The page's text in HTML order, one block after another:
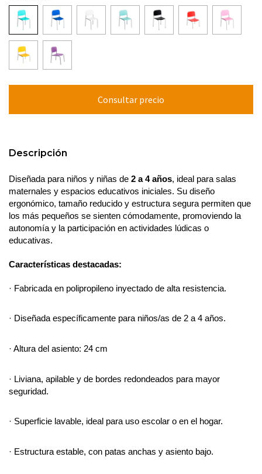
Descripción
Diseñada para niños y niñas de 2 a 4 años, ideal para salas
maternales y espacios educativos iniciales. Su diseño
ergonómico, tamaño reducido y estructura segura permiten que
los más pequeños se sienten cómodamente, promoviendo la
autonomía y la participación en actividades lúdicas o
educativas.
Características destacadas:
· Fabricada en polipropileno inyectado de alta resistencia.
· Diseñada específicamente para niños/as de 2 a 4 años.
· Altura del asiento: 24 cm
· Liviana, apilable y de bordes redondeados para mayor
seguridad.
· Superficie lavable, ideal para uso escolar o en el hogar.
· Estructura estable, con patas anchas y asiento bajo.